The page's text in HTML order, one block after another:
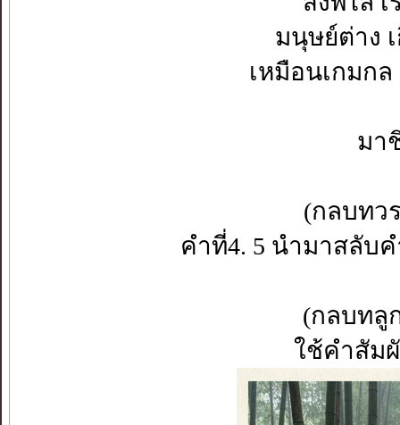
มนุษย์ต่าง
เหมือนเกมก
มาชิด
(กลบทว
คำที่4. 5 นำมาสลับ
(กลบทลู
ใช้คำสัม